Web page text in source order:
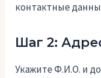
контактные
Шаг 2:
Укажите Ф.И.О. и